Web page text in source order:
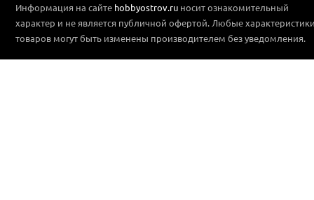
Информация на сайте hobbyostrov.ru носит ознакомительный
характер и не является публичной офертой. Любые
товаров могут быть изменены производителем без уведомления.